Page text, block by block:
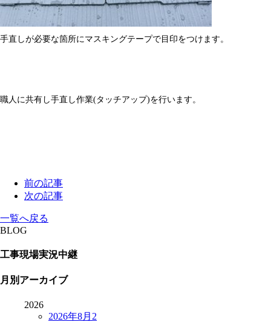
手直しが必要な箇所にマスキングテープで目印をつけます。
職人に共有し手直し作業(タッチアップ)を行います。
前の記事
次の記事
一覧へ戻る
BLOG
工事現場実況中継
月別アーカイブ
2026
2026年8月 2